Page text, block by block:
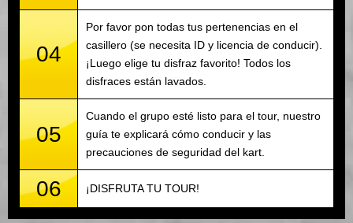
04
Por favor pon todas tus pertenencias en el
casillero (se necesita ID y licencia de conducir).
¡Luego elige tu disfraz favorito! Todos los
disfraces están lavados.
05
Cuando el grupo esté listo para el tour, nuestro
guía te explicará cómo conducir y las
precauciones de seguridad del kart.
06 ¡DISFRUTA TU TOUR!